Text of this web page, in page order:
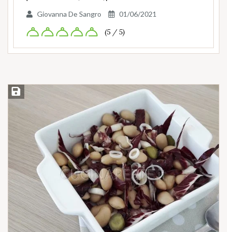
Giovanna De Sangro 01/06/2021
(5 / 5)
Salva ricetta